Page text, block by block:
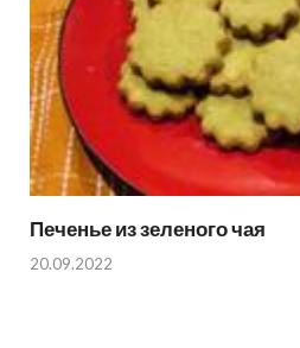
Печенье из зеленого чая
20.09.2022